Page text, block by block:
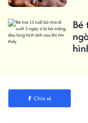
Bé
Chia sẻ